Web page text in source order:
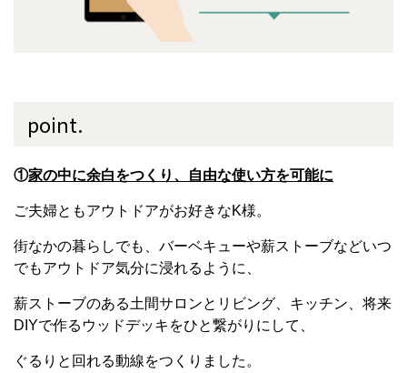
point.
①家の中に余白をつくり、自由な使い方を可能に
ご夫婦ともアウトドアがお好きなK様。
街なかの暮らしでも、バーベキューや薪ストーブなどいつ
でもアウトドア気分に浸れるように、
薪ストーブのある土間サロンとリビング、キッチン、将来
DIYで作るウッドデッキをひと繋がりにして、
ぐるりと回れる動線をつくりました。